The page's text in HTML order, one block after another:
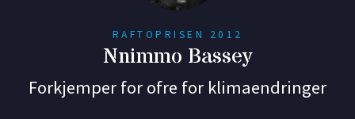
RAFTOPRISEN 2012
Nnimmo Bassey
Forkjemper for ofre for klimaendringer